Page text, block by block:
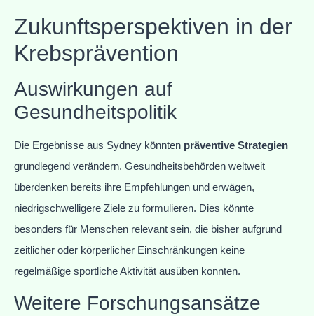
Zukunftsperspektiven in der
Krebsprävention
Auswirkungen auf
Gesundheitspolitik
Die Ergebnisse aus Sydney könnten präventive Strategien
grundlegend verändern. Gesundheitsbehörden weltweit
überdenken bereits ihre Empfehlungen und erwägen,
niedrigschwelligere Ziele zu formulieren. Dies könnte
besonders für Menschen relevant sein, die bisher aufgrund
zeitlicher oder körperlicher Einschränkungen keine
regelmäßige sportliche Aktivität ausüben konnten.
Weitere Forschungsansätze